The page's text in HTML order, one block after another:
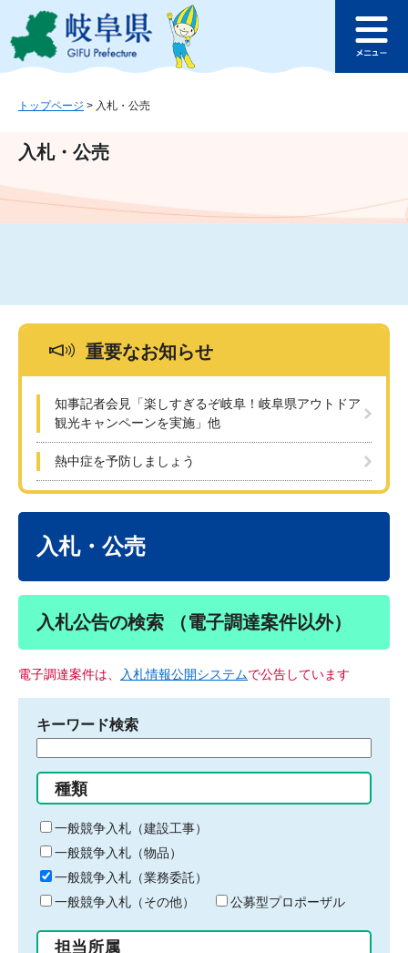
ジ
ュ
文
このページの本文へ
ュ
トップページ > 入札・公売
入札・公売
重要なお知らせ
知事記者会見「楽しすぎるぞ岐阜！岐阜県アウトドア
観光キャンペーンを実施」他
熱中症を予防しましょう
入札・公売
入札公告の検索 （電子調達案件以外）
電子調達案件は、 入札情報公開システムで公告しています
キーワード検索
る
キ
ー
ワ
ー
ド
入
種類
一般競争入札（建設工事）
一般競争入札（物品）
一般競争入札（業務委託）
一般競争入札（その他）
公募型プロポーザル
担当所属